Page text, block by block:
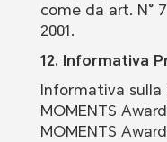
come da art. N°
2001.
12. Informativa
Informativa sulla
MOMENTS
MOMENTS